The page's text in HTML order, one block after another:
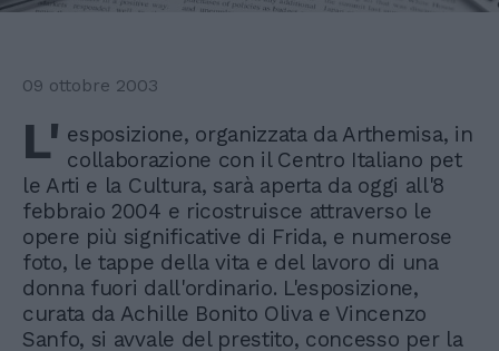
09 ottobre 2003
L' esposizione, organizzata da Arthemisa, in
collaborazione con il Centro Italiano pet
le Arti e la Cultura, sarà aperta da oggi all'8
febbraio 2004 e ricostruisce attraverso le
opere più significative di Frida, e numerose
foto, le tappe della vita e del lavoro di una
donna fuori dall'ordinario. L'esposizione,
curata da Achille Bonito Oliva e Vincenzo
Sanfo, si avvale del prestito, concesso per la